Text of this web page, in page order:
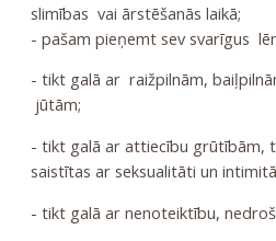
slimības vai ārstēšanās laikā;
- pašam pieņemt sev svarīgus
- tikt galā ar raižpilnām,
jūtām;
- tikt galā ar attiecību grūtībām,
saistītas ar seksualitāti un
- tikt galā ar nenoteiktību,